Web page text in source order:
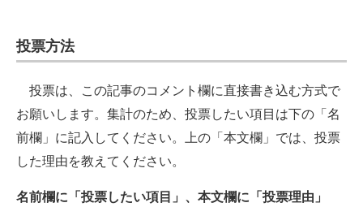
投票方法
投票は、この記事のコメント欄に直接書き込む方式で
お願いします。集計のため、投票したい項目は下の「名
前欄」に記入してください。上の「本文欄」では、投票
した理由を教えてください。
名前欄に「投票したい項目」、本文欄に「投票理由」